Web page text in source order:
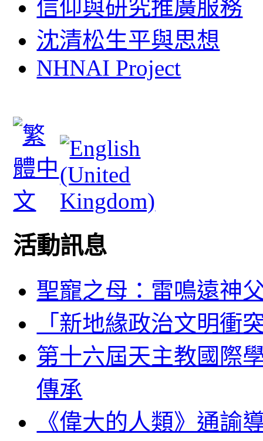
信仰與研究推廣服務
沈清松生平與思想
NHNAI Project
活動訊息
聖寵之母：雷鳴遠神
「新地緣政治文明衝
第十六屆天主教國際
傳承
《偉大的人類》通諭